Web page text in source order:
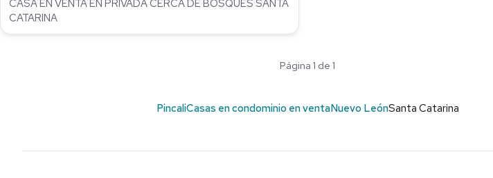
CASA EN VENTA EN PRIVADA CERCA DE BOSQUES SANTA
CATARINA
Página 1 de 1
PincaliCasas en condominio en ventaNuevo LeónSanta Catarina